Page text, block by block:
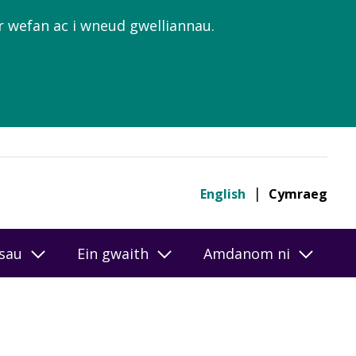
wefan ac i wneud gwelliannau.
English Cymraeg
Ein gwaith Amdanom ni